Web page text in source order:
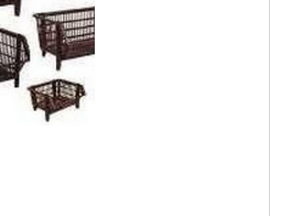
a base de calor,